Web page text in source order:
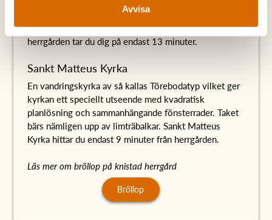
Avvisa
1100). Inte nog med sin charmiga utsida har kyrkan
även en vacker interiör. Från Säters kyrka till
herrgården tar du dig på endast 13 minuter.
Sankt Matteus Kyrka
En vandringskyrka av så kallas Törebodatyp vilket ger
kyrkan ett speciellt utseende med kvadratisk
planlösning och sammanhängande fönsterrader. Taket
bärs nämligen upp av limträbalkar. Sankt Matteus
Kyrka hittar du endast 9 minuter från herrgården.
Läs mer om bröllop på knistad herrgård
Bröllop